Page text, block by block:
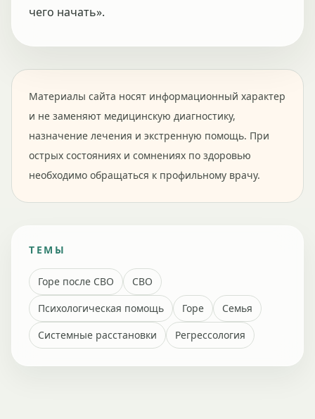
чего начать».
Материалы сайта носят информационный характер
и не заменяют медицинскую диагностику,
назначение лечения и экстренную помощь. При
острых состояниях и сомнениях по здоровью
необходимо обращаться к профильному врачу.
ТЕМЫ
Горе после СВО
СВО
Психологическая помощь
Горе
Семья
Системные расстановки
Регрессология